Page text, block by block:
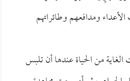
ومدافعهم وطائراتهم
من الحياة عندها أن تلبس